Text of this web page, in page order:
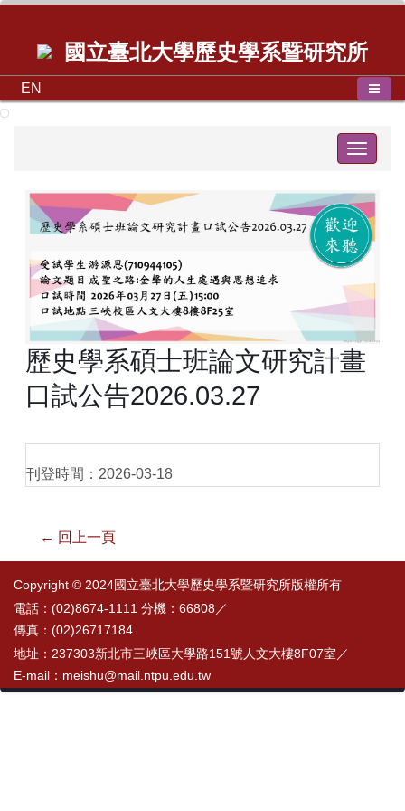
國立臺北大學歷史學系暨研究所
EN
Toggle
歷史學系碩士班論文研究計畫
口試公告2026.03.27
刊登時間：2026-03-18
← 回上一頁
Copyright © 2024國立臺北大學歷史學系暨研究所版權所有
電話：(02)8674-1111 分機：66808／
傳真：(02)26717184
地址：237303新北市三峽區大學路151號人文大樓8F07室／
E-mail：meishu@mail.ntpu.edu.tw